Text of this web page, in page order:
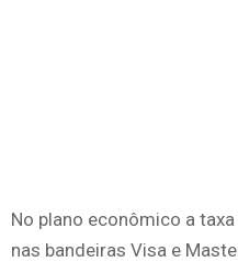
No plano econômico a
nas bandeiras Visa e